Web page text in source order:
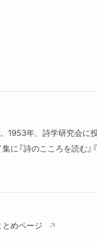
1953年、詩学研究会に
に『詩のこころを読む』
とめページ